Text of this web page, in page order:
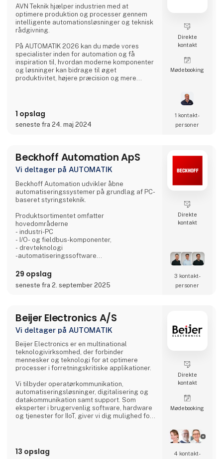
AVN Teknik hjælper industrien med at
optimere produktion og processer gennem
intelligente automationsløsninger og teknisk
rådgivning.
På AUTOMATIK 2026 kan du møde vores
specialister inden for automation og få
inspiration til, hvordan moderne komponenter
og løsninger kan bidrage til øget
produktivitet, højere præcision og mere
produkter og løsninger inden for blandt andet
lineærteknik, aktuatorer, servoaktuatorer,
kuglegevindspindler, dæmpningsteknologi,
Besøg os på stand 🟢 B 1118 🟢 og få en dial
1 opslag
seneste fra 24. maj 2024
Direkte
kontakt
Møde­booking
1 kontakt­
personer
Beckhoff Automation ApS
Vi deltager på AUTOMATIK
Beckhoff Automation udvikler åbne
automatiseringssystemer på grundlag af PC-
baseret styringsteknik.
Produktsortimentet omfatter
hovedområderne
- industri-PC
- I/O- og fieldbus-komponenter,
- drevteknologi
-automatiseringssoftware
- hardware til industriel billedbehandling.
- robotteknologi
-produkttransport
både kan fungere som enkeltkomponenter,
men som også i kombination med hinanden
danner et fuldstændigt indbyrdes afstemt
styringssystem. Vores New Automation
Technology står for universelle og
brancheuafhængige styrings- og
automatiseringsløsning
29 opslag
seneste fra 2. september 2025
Direkte
kontakt
3 kontakt­
personer
Beijer Electronics A/S
Vi deltager på AUTOMATIK
Beijer Electronics er en multinational
teknologivirksomhed, der forbinder
mennesker og teknologi for at optimere
processer i forretningskritiske applikationer.
Vi tilbyder operatørkommunikation,
automatiseringsløsninger, digitalisering og
datakommunikation samt support. Som
eksperter i brugervenlig software, hardware
og tjenester for IIoT, giver vi dig mulighed for
Beijer Electronics blev grundlagt i 1981 med
hovedkontor i Malmø, Sverige. I løbet af de
13 opslag
Direkte
kontakt
Møde­booking
4 kontakt­